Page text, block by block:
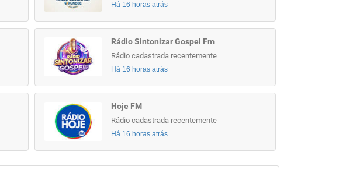
Há 16 horas atrás
Rádio Sintonizar Gospel Fm
Rádio cadastrada recentemente
Há 16 horas atrás
Hoje FM
Rádio cadastrada recentemente
Há 16 horas atrás